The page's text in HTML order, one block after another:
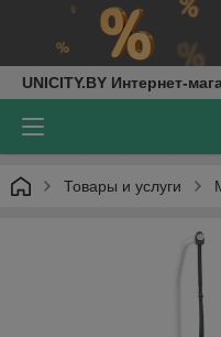
UNICITY.BY Интернет-
Товары и услуги